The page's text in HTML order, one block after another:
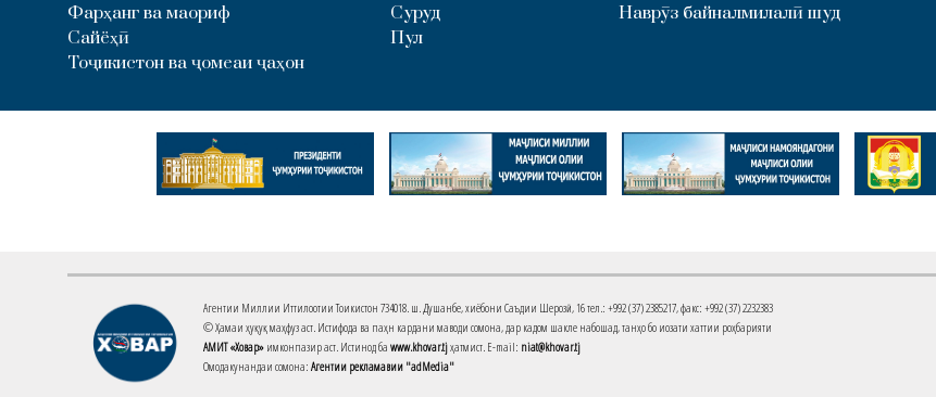
Фарҳанг ва маориф
Сайёҳӣ
Тоҷикистон ва ҷомеаи ҷаҳон
Суруд
Пул
Наврӯз байналмилалӣ шуд
Агентии Миллии Иттилоотии Тоҷикистон 734018. ш. Душанбе, хиёбони Саъдии Шерозӣ, 16 тел.: +992 (37) 2385217, факс: +992 (37) 2232383
© Ҳамаи ҳуқуқ маҳфуз аст. Истифода ва паҳн кардани маводи сомона, дар кадом шакле набошад, танҳо бо иҷозати хаттии роҳбарияти
АМИТ «Ховар» имконпазир аст. Истинод ба www.khovar.tjҳатмист. E-mail: niat@khovar.tj
Омодакунандаи сомона: Агентии рекламавии "adMedia"